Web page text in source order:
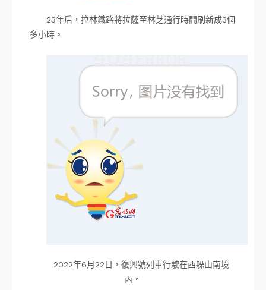
23年后，拉林鐵路將拉薩至林芝通行時間刷新成3個
多小時。
2022年6月22日，復興號列車行駛在西躲山南境
內。